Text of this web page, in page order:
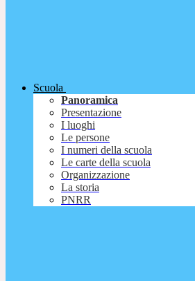
Scuola
Panoramica
Presentazione
I luoghi
Le persone
I numeri della scuola
Le carte della scuola
Organizzazione
La storia
PNRR